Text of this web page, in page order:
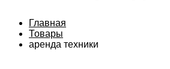
Главная
Товары
аренда техники